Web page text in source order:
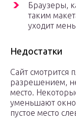
Браузеры,
таким
уходит
Недостатки
Сайт смотрится
разрешением,
место.
уменьшают
пустое место